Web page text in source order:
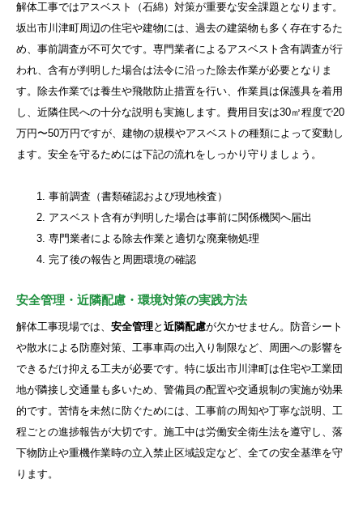
解体工事ではアスベスト（石綿）対策が重要な安全課題となります。
坂出市川津町周辺の住宅や建物には、過去の建築物も多く存在するた
め、事前調査が不可欠です。専門業者によるアスベスト含有調査が行
われ、含有が判明した場合は法令に沿った除去作業が必要となりま
す。除去作業では養生や飛散防止措置を行い、作業員は保護具を着用
し、近隣住民への十分な説明も実施します。費用目安は30㎡程度で20
万円〜50万円ですが、建物の規模やアスベストの種類によって変動し
ます。安全を守るためには下記の流れをしっかり守りましょう。
事前調査（書類確認および現地検査）
アスベスト含有が判明した場合は事前に関係機関へ届出
専門業者による除去作業と適切な廃棄物処理
完了後の報告と周囲環境の確認
安全管理・近隣配慮・環境対策の実践方法
解体工事現場では、 安全管理と 近隣配慮が欠かせません。防音シート
や散水による防塵対策、工事車両の出入り制限など、周囲への影響を
できるだけ抑える工夫が必要です。特に坂出市川津町は住宅や工業団
地が隣接し交通量も多いため、警備員の配置や交通規制の実施が効果
的です。苦情を未然に防ぐためには、工事前の周知や丁寧な説明、工
程ごとの進捗報告が大切です。施工中は労働安全衛生法を遵守し、落
下物防止や重機作業時の立入禁止区域設定など、全ての安全基準を守
ります。